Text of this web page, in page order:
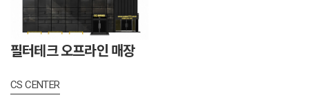
필터테크 오프라인 매장
CS CENTER